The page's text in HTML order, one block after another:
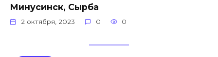
Минусинск, Сырба
2 октября, 2023 0 0